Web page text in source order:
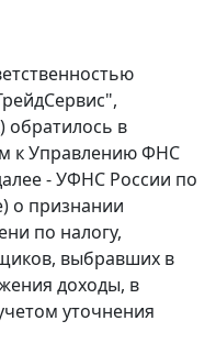
обратилось в
к Управлению ФНС
- УФНС России по
о признании
по налогу,
выбравших в
доходы, в
уточнения